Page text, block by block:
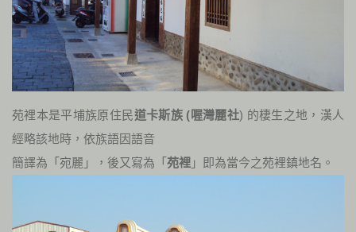
苑裡本是平埔族原住民道卡斯族 (喔灣麗社) 的棲生之地，漢人
經略該地時，依族語因語音
簡譯為「宛麗」，後又寫為「 苑裡 」即為當今之苑裡鎮地名。